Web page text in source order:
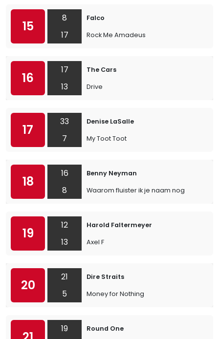
15
8
17
Falco
Rock Me Amadeus
16
17
13
The Cars
Drive
17
33
7
Denise LaSalle
My Toot Toot
18
16
8
Benny Neyman
Waarom fluister ik je naam nog
19
12
13
Harold Faltermeyer
Axel F
20
21
5
Dire Straits
Money for Nothing
19 Round One